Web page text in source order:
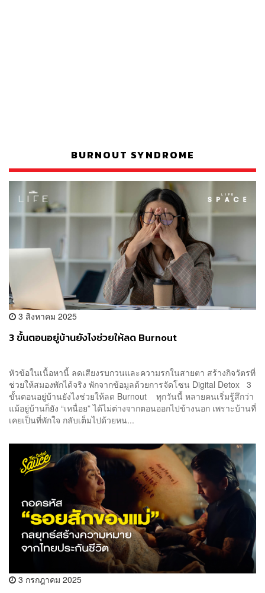
BURNOUT SYNDROME
3 สิงหาคม 2025
3 ขั้นตอนอยู่บ้านยังไงช่วยให้ลด Burnout
หัวข้อในเนื้อหานี้ ลดเสียงรบกวนและความรกในสายตา สร้างกิจวัตรที่
ช่วยให้สมองพักได้จริง พักจากข้อมูลด้วยการจัดโซน Digital Detox 3
ขั้นตอนอยู่บ้านยังไงช่วยให้ลด Burnout ทุกวันนี้ หลายคนเริ่มรู้สึกว่า
แม้อยู่บ้านก็ยัง “เหนื่อย” ได้ไม่ต่างจากตอนออกไปข้างนอก เพราะบ้านที่
เคยเป็นที่พักใจ กลับเต็มไปด้วยหน...
3 กรกฎาคม 2025